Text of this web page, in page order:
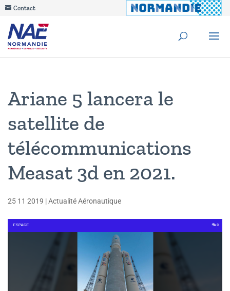
Contact
Ariane 5 lancera le
satellite de
télécommunications
Measat 3d en 2021.
25 11 2019 |Actualité Aéronautique